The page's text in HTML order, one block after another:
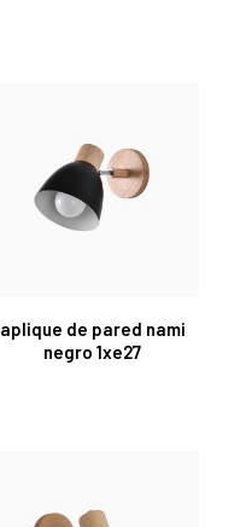
aplique de pared nami
negro 1xe27